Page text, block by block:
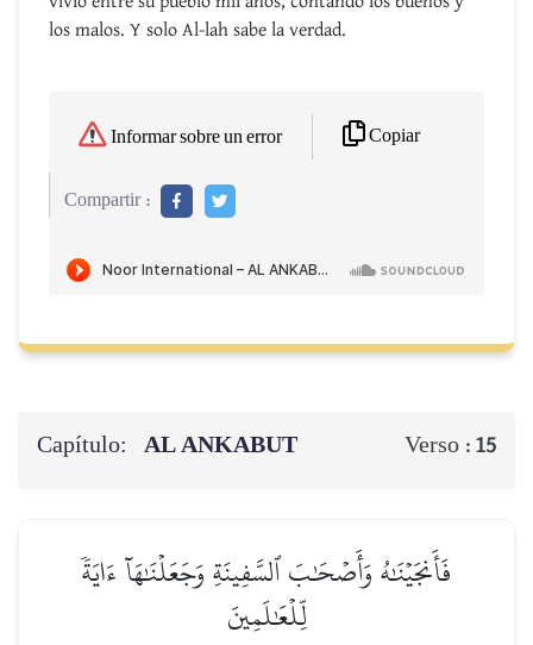
los malos. Y solo Al-lah sabe la verdad.
Informar sobre un error Copiar
Compartir :
Capítulo: AL ANKABUT Verso : 15
فَأَنجَيۡنَٰهُ وَأَصۡحَٰبَ ٱلسَّفِينَةِ وَجَعَلۡنَٰهَآ ءَايَةٗ
لِّلۡعَٰلَمِينَ